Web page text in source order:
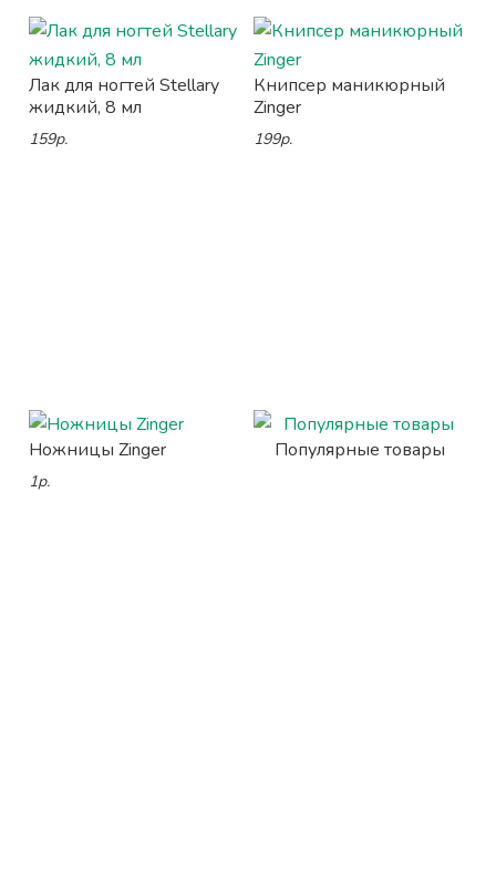
Лак для ногтей Stellary
жидкий, 8 мл
159р.
Книпсер маникюрный
Zinger
199р.
Ножницы Zinger
1р.
Популярные товары